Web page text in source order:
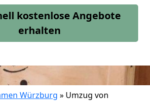
kostenlose Angebote
erhalten
Würzburg » Umzug von